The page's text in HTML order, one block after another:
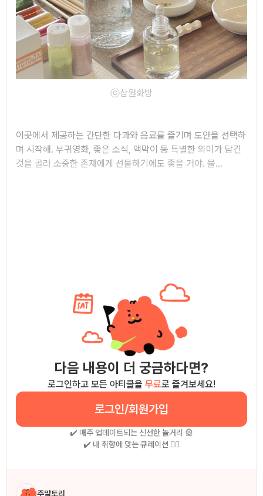
ⓒ삼원화방
이곳에서 제공하는 간단한 다과와 음료를 즐기며 도안을 선택하
며 시작해. 부귀영화, 좋은 소식, 액막이 등 특별한 의미가 담긴
것을 골라 소중한 존재에게 선물하기에도 좋을 거야. 물...
다음 내용이 더 궁금하다면?
로그인하고 모든 아티클을 무료로 즐겨보세요!
로그인/회원가입
✔️ 매주 업데이트되는 신선한 놀거리 🎡
✔️ 내 취향에 맞는 큐레이션 🧚‍♀
작성자 소개
주말토리